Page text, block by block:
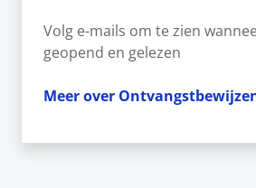
Volg e-mails om te zien
geopend en gelezen
Meer over